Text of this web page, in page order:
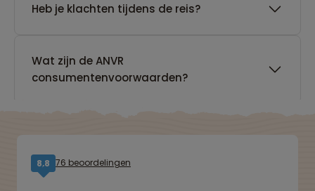
Heb je klachten tijdens de reis?
Wat zijn de ANVR
consumentenvoorwaarden?
8,8 76 beoordelingen